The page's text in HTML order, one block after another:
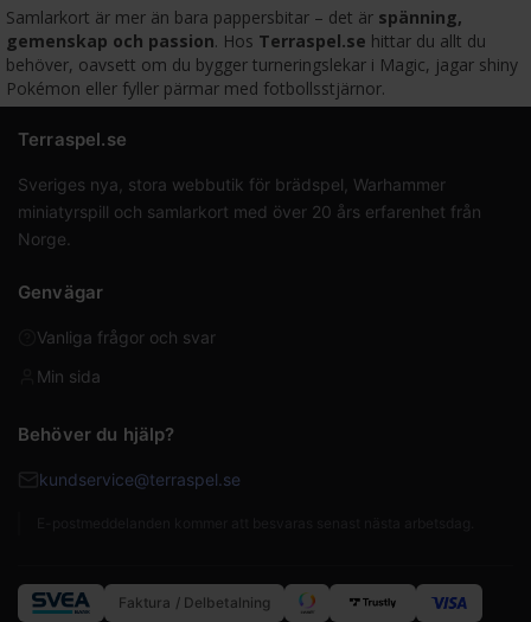
Samlarkort är mer än bara pappersbitar – det är spänning,
gemenskap och passion. Hos Terraspel.se hittar du allt du
behöver, oavsett om du bygger turneringslekar i Magic, jagar shiny
Pokémon eller fyller pärmar med fotbollsstjärnor.
Terraspel.se
Sveriges nya, stora webbutik för brädspel, Warhammer
miniatyrspill och samlarkort med över 20 års erfarenhet från
Norge.
Genvägar
Vanliga frågor och svar
Min sida
Behöver du hjälp?
kundservice@terraspel.se
Faktura / Delbetalning